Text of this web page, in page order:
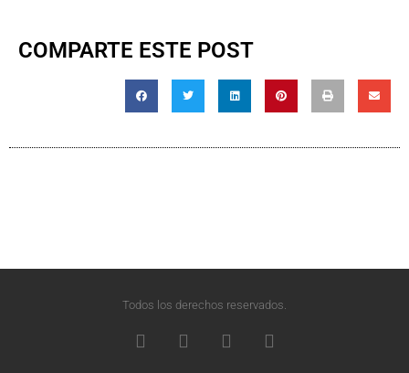
COMPARTE ESTE POST
Todos los derechos reservados.